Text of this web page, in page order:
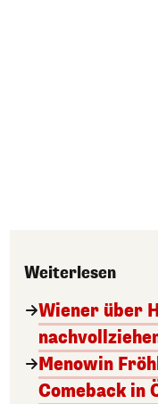
Weiterlesen
Wiener über
Menowin
Comeback in